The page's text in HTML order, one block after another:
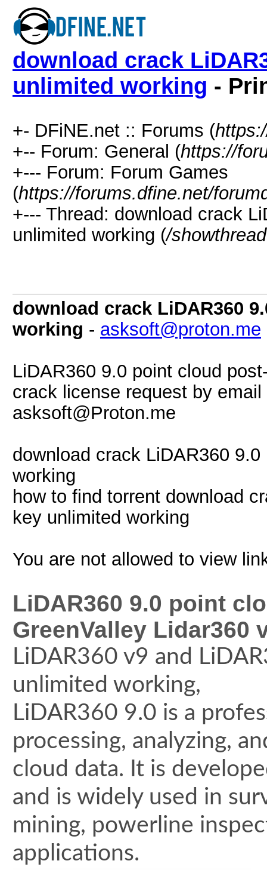
download crack
unlimited working -
+- DFiNE.net :: Forums (
+-- Forum: General (https://
+--- Forum: Forum Games
(https://forums.dfine.net/
+--- Thread: download crack
unlimited working (/
download crack LiDAR360
working - asksoft@proton.me
LiDAR360 9.0 point cloud
crack license request by email
asksoft@Proton.me
download crack LiDAR360
working
how to find torrent download
key unlimited working
You are not allowed to view
LiDAR360 9.0 point
GreenValley Lidar360
LiDAR360 v9 and
unlimited working,
LiDAR360 9.0 is a
processing, analyzing,
cloud data. It is
and is widely used in
mining, powerline
applications.